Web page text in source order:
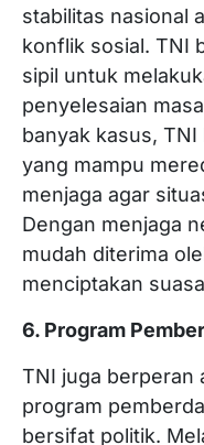
stabilitas nasional
konflik sosial. TNI
sipil untuk
penyelesaian
banyak kasus,
yang mampu
menjaga agar
Dengan menjaga
mudah diterima
menciptakan
6. Program
TNI juga berperan
program
bersifat politik.